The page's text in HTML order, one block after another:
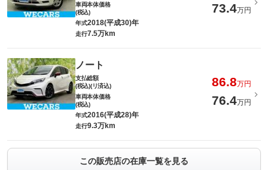
車両本体価格
(税込)
73.4万円
年式2018(平成30)年
走行7.5万km
ノート
支払総額
(税込)(リ済込)
86.8万円
車両本体価格
(税込)
76.4万円
年式2016(平成28)年
走行9.3万km
この販売店の在庫一覧を見る